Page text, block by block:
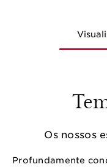
Os nossos
Profundamente